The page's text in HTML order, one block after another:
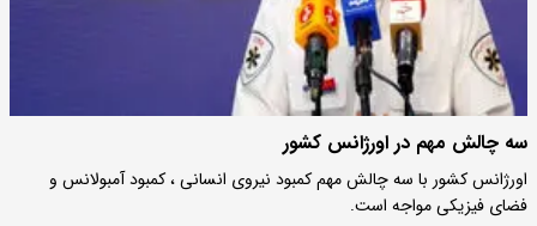
سه چالش مهم در اورژانس کشور
اورژانس کشور با سه چالش مهم کمبود نیروی انسانی ، کمبود آمبولانس و
فضای فیزیکی مواجه است.